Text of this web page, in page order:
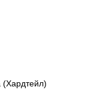
(Хардтейл)